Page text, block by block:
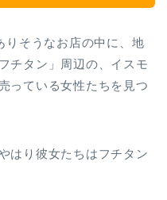
りそうなお店の中に、地
チタン」周辺の、イスモ
っている女性たちを見つ
はり彼女たちはフチタン